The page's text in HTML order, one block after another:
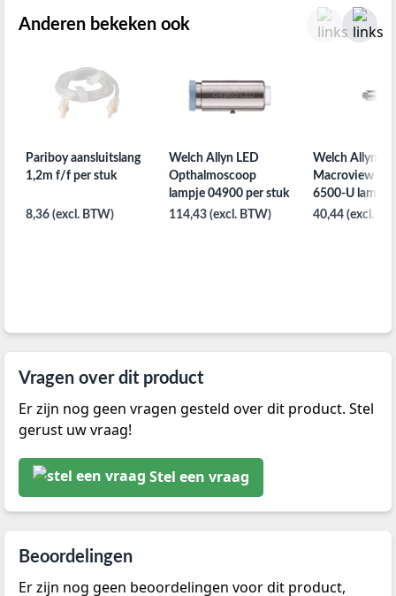
Anderen bekeken ook
Pariboy aansluitslang
1,2m f/f per stuk
8,36 (excl. BTW)
Welch Allyn LED
Opthalmoscoop
lampje 04900 per stuk
114,43 (excl. BTW)
Welch Allyn
Macroview
6500-U lampje
40,44 (excl.
Vragen over dit product
Er zijn nog geen vragen gesteld over dit product. Stel
gerust uw vraag!
Stel een vraag
Beoordelingen
Er zijn nog geen beoordelingen voor dit product,